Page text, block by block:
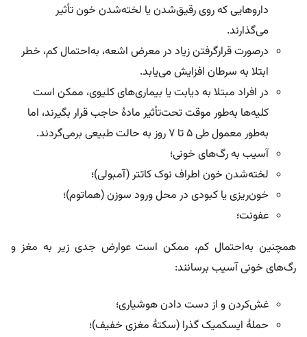
داروهایی که روی رقیق‎‌شدن یا لخته‌شدن خون تأثیر
می‌گذارند.
درصورت قرارگرفتن زیاد در معرض اشعه، به‌احتمال کم، خطر
ابتلا به سرطان افزایش می‌‎یابد.
در افراد مبتلا به دیابت یا بیماری‌های کلیوی، ممکن است
کلیه‌ها به‌طور موقت تحت‌تأثیر مادۀ حاجب قرار بگیرند، اما
به‌طور معمول طی ۵ تا ۷ روز به حالت طبیعی برمی‌گردند.
آسیب به رگ‌های خونی؛
لخته‌شدن خون اطراف نوک کاتتر (آمبولی)؛
خون‌ریزی یا کبودی در محل ورود سوزن (هماتوم)؛
عفونت؛
همچنین به‌احتمال کم، ممکن است عوارض جدی زیر به مغز و
رگ‌های خونی آسیب برسانند:
غش‌کردن و از دست دادن هوشیاری؛
حملۀ ایسکمیک گذرا (سکتۀ مغزی خفیف)؛